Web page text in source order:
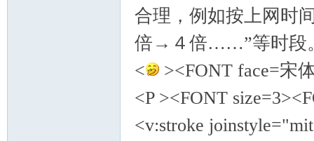
合理，例如按上网
倍→４倍……”等时段
<
><FONT face=宋
<P ><FONT
<v:stroke